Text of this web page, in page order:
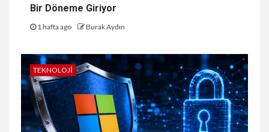
Bir Döneme Giriyor
1 hafta ago Burak Aydın
TEKNOLOJI